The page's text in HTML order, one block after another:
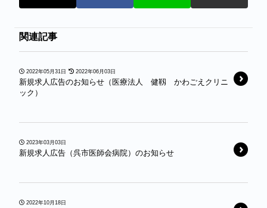
関連記事
2022年05月31日 2022年06月03日
新規求人広告のお知らせ（医療法人 健靱 かわごえクリニ
ック）
2023年03月03日
新規求人広告（呉市医師会病院）のお知らせ
2022年10月18日